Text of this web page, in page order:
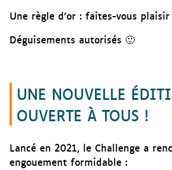
Une règle d’or : faites-vous
Déguisements autorisés 🙂
UNE NOUVELLE
OUVERTE À TOUS !
Lancé en 2021, le Challenge a
engouement formidable :